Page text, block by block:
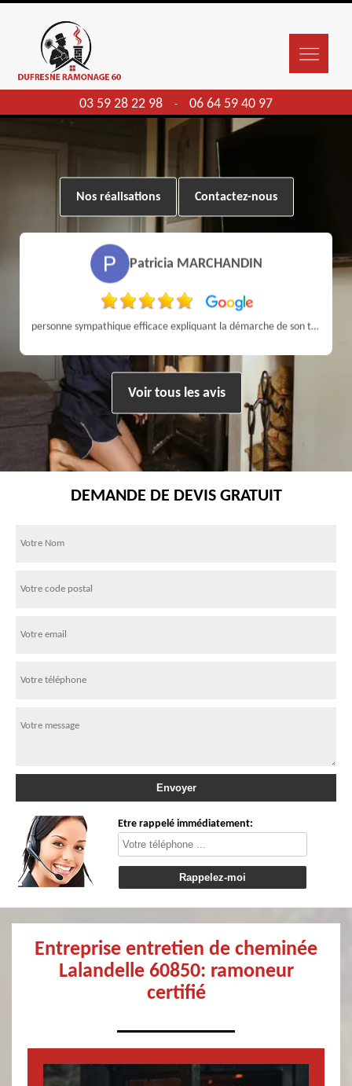
03 59 28 22 98 - 06 64 59 40 97
Nos réalisations Contactez-nous
Patricia MARCHANDIN
personne sympathique efficace expliquant la démarche de son travail pour un résultat de qualité . A recommander
Voir tous les avis
DEMANDE DE DEVIS GRATUIT
Etre rappelé immédiatement:
Entreprise entretien de cheminée
Lalandelle 60850: ramoneur
certifié